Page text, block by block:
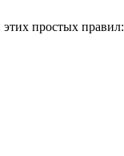
простых правил: